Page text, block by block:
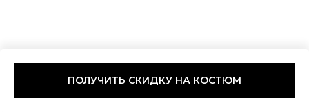
ПОЛУЧИТЬ СКИДКУ НА КОСТЮМ